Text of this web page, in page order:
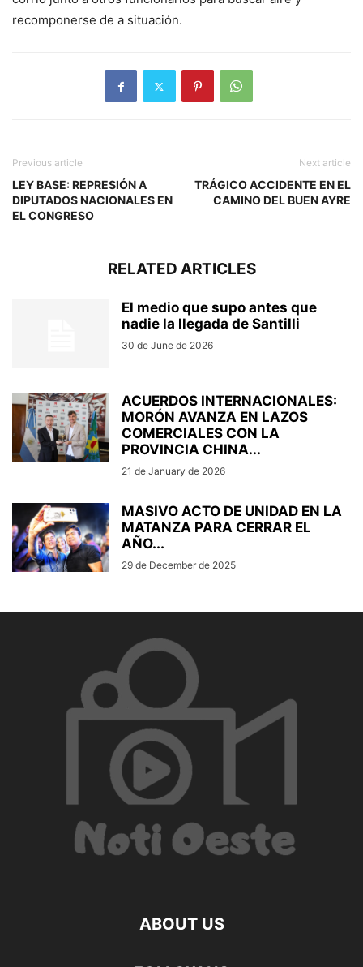
recomponerse de a situación.
Previous article
LEY BASE: REPRESIÓN A
DIPUTADOS NACIONALES EN
EL CONGRESO
Next article
TRÁGICO ACCIDENTE EN EL
CAMINO DEL BUEN AYRE
RELATED ARTICLES
El medio que supo antes que
nadie la llegada de Santilli
30 de June de 2026
ACUERDOS INTERNACIONALES:
MORÓN AVANZA EN LAZOS
COMERCIALES CON LA
PROVINCIA CHINA...
21 de January de 2026
MASIVO ACTO DE UNIDAD EN LA
MATANZA PARA CERRAR EL
AÑO...
29 de December de 2025
ABOUT US